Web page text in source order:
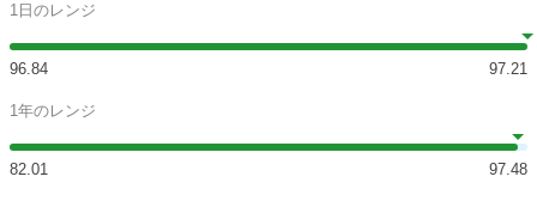
1日のレンジ
96.84 97.21
1年のレンジ
82.01 97.48